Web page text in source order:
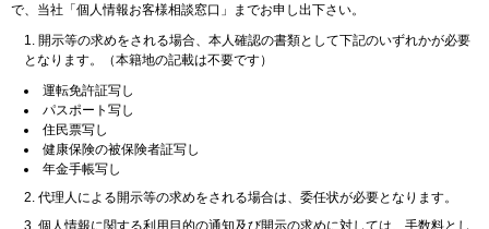
で、当社「個人情報お客様相談窓口」までお申し出下さい。
開示等の求めをされる場合、本人確認の書類として下記のいずれかが必要
となります。（本籍地の記載は不要です）
運転免許証写し
パスポート写し
住民票写し
健康保険の被保険者証写し
年金手帳写し
代理人による開示等の求めをされる場合は、委任状が必要となります。
個人情報に関する利用目的の通知及び開示の求めに対しては、手数料とし